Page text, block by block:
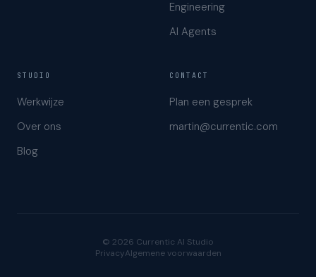
Engineering
AI Agents
STUDIO
Werkwijze
Over ons
Blog
CONTACT
Plan een gesprek
martin@currentic.com
© 2026 Currentic AI Studio
PrivacyAlgemene voorwaarden